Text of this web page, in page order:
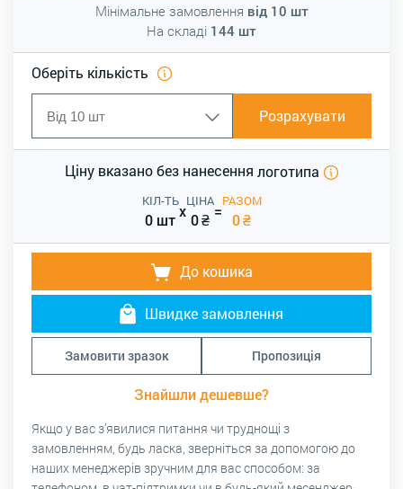
Мінімальне замовлення від 10 шт
На складі 144 шт
Оберіть кількість
Розрахувати
Ціну вказано без нанесення логотипа
КІЛ-ТЬ
0 штx
ЦІНА
0₴ =
РАЗОМ
0₴
До кошика
Швидке замовлення
Замовити зразок Пропозиція
Знайшли дешевше?
Якщо у вас з’явилися питання чи труднощі з
замовленням, будь ласка, зверніться за допомогою до
наших менеджерів зручним для вас способом: за